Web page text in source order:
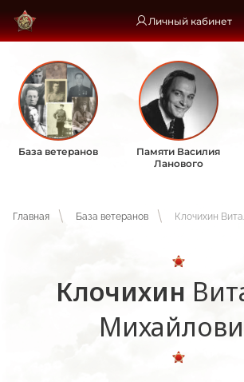
Личный кабинет
База ветеранов
Памяти Василия
Ланового
Главная База ветеранов Клочихин
Клочихин